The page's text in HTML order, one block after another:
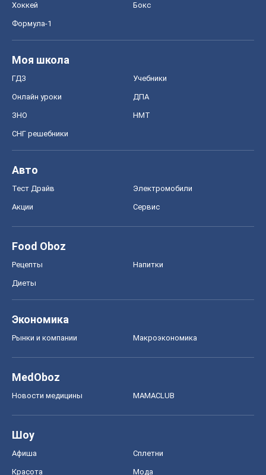
Хоккей Бокс
Формула-1
Моя школа
ГДЗ Учебники
Онлайн уроки ДПА
ЗНО НМТ
СНГ решебники
Авто
Тест Драйв Электромобили
Акции Сервис
Food Oboz
Рецепты Напитки
Диеты
Экономика
Рынки и компании Mакроэкономика
MedOboz
Новости медицины MAMACLUB
Шоу
Афиша Сплетни
Красота Мода